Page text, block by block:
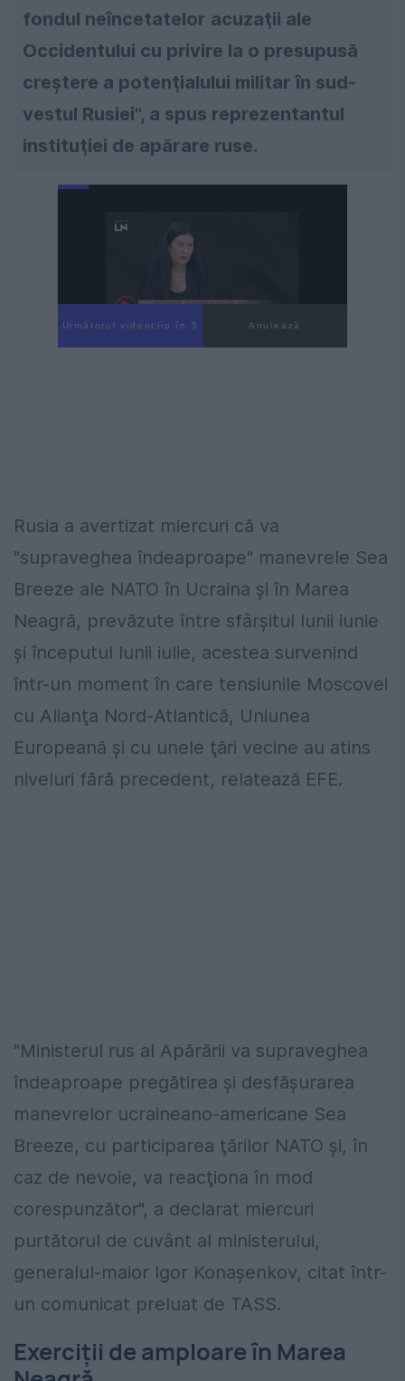
fondul neîncetatelor acuzaţii ale
Occidentului cu privire la o presupusă
creştere a potenţialului militar în sud-
vestul Rusiei", a spus reprezentantul
instituţiei de apărare ruse.
Următorul videoclip în 4 Anulează
Rusia a avertizat miercuri că va
"supraveghea îndeaproape" manevrele Sea
Breeze ale NATO în Ucraina şi în Marea
Neagră, prevăzute între sfârşitul lunii iunie
şi începutul lunii iulie, acestea survenind
într-un moment în care tensiunile Moscovei
cu Alianţa Nord-Atlantică, Uniunea
Europeană şi cu unele ţări vecine au atins
niveluri fără precedent, relatează EFE.
"Ministerul rus al Apărării va supraveghea
îndeaproape pregătirea şi desfăşurarea
manevrelor ucraineano-americane Sea
Breeze, cu participarea ţărilor NATO şi, în
caz de nevoie, va reacţiona în mod
corespunzător", a declarat miercuri
purtătorul de cuvânt al ministerului,
generalul-maior Igor Konaşenkov, citat într-
un comunicat preluat de TASS.
Exerciții de amploare în Marea